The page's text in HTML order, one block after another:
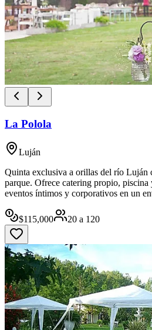
La Polola
Luján
Quinta exclusiva a orillas del río Luján
parque. Ofrece catering propio, piscina
eventos íntimos y corporativos en un
$115,000 20 a 120